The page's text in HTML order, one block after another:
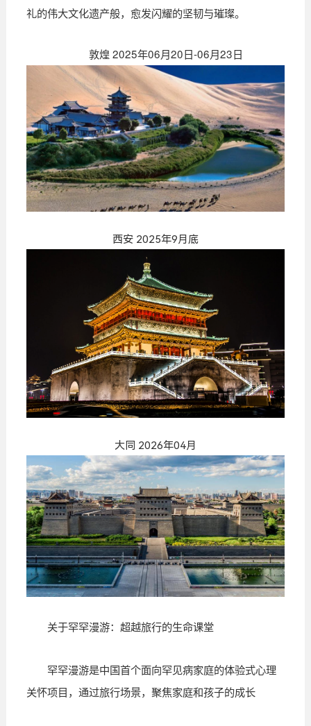
礼的伟大文化遗产般，愈发闪耀的坚韧与璀璨。
敦煌2025年06月20日-06月23日
西安 2025年9月底
大同 2026年04月
关于罕罕漫游：超越旅行的生命课堂
罕罕漫游是中国首个面向罕见病家庭的体验式心理
关怀项目，通过旅行场景，聚焦家庭和孩子的成长